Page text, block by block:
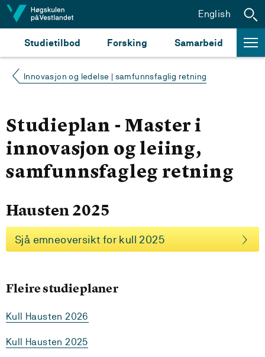
Hopp til innhald
Studietilbod Forsking Samarbeid
English
Innovasjon og ledelse | samfunnsfaglig retning
Studieplan - Master i
innovasjon og leiing,
samfunnsfagleg retning
Hausten 2025
Sjå emneoversikt for kull 2025
Fleire studieplaner
Kull Hausten 2026
Kull Hausten 2025